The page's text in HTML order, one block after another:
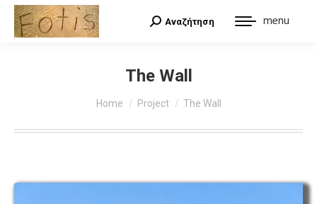
menu
Search:
Αναζήτηση
The Wall
You are here:
Home Project The Wall